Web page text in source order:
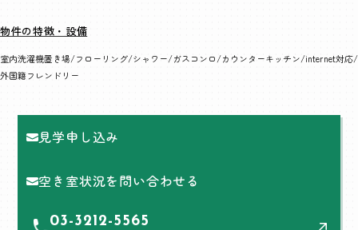
物件の特徴・設備
室内洗濯機置き場 フローリング シャワー ガスコンロ カウンターキッチン internet対応
外国籍フレンドリー
見学申し込み
空き室状況を問い合わせる
03-3212-5565